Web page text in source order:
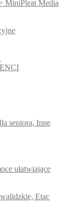
MiniPleat Media
seniora, Inne
ułatwiające
Etac